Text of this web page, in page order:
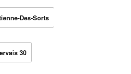
Des-Sorts
30